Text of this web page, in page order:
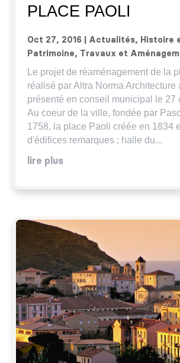
PLACE PAOLI
Oct 27, 2016 Actualités, Histoire
Patrimoine, Travaux et
Le projet de réaménagement de la
réalisé par Altra Norma Architecture
présenté en conseil municipal le 27
Au coeur de la ville, fondée par
1758, la place Paoli créée en 1834
d'édifices remarques ; halle du...
lire plus